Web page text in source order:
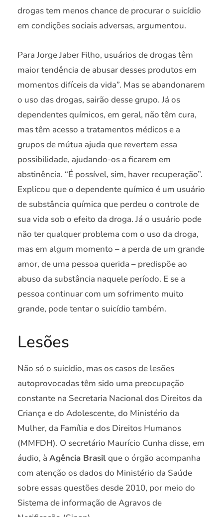
drogas tem menos chance de procurar o suicídio
em condições sociais adversas, argumentou.
Para Jorge Jaber Filho, usuários de drogas têm
maior tendência de abusar desses produtos em
momentos difíceis da vida”. Mas se abandonarem
o uso das drogas, sairão desse grupo. Já os
dependentes químicos, em geral, não têm cura,
mas têm acesso a tratamentos médicos e a
grupos de mútua ajuda que revertem essa
possibilidade, ajudando-os a ficarem em
abstinência. “É possível, sim, haver recuperação”.
Explicou que o dependente químico é um usuário
de substância química que perdeu o controle de
sua vida sob o efeito da droga. Já o usuário pode
não ter qualquer problema com o uso da droga,
mas em algum momento – a perda de um grande
amor, de uma pessoa querida – predispõe ao
abuso da substância naquele período. E se a
pessoa continuar com um sofrimento muito
grande, pode tentar o suicídio também.
Lesões
Não só o suicídio, mas os casos de lesões
autoprovocadas têm sido uma preocupação
constante na Secretaria Nacional dos Direitos da
Criança e do Adolescente, do Ministério da
Mulher, da Família e dos Direitos Humanos
(MMFDH). O secretário Maurício Cunha disse, em
áudio, à Agência Brasilque o órgão acompanha
com atenção os dados do Ministério da Saúde
sobre essas questões desde 2010, por meio do
Sistema de informação de Agravos de